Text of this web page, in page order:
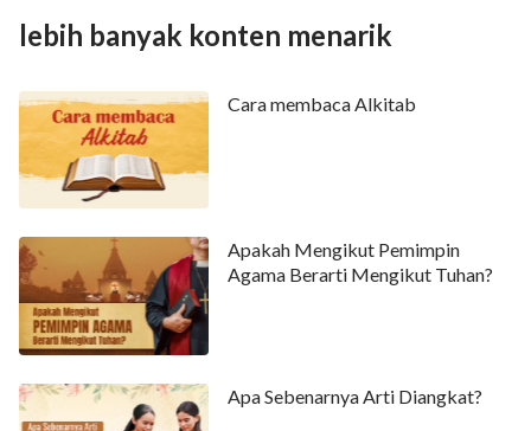
lebih banyak konten menarik
Cara membaca Alkitab
Apakah Mengikut Pemimpin
Agama Berarti Mengikut Tuhan?
Apa Sebenarnya Arti Diangkat?